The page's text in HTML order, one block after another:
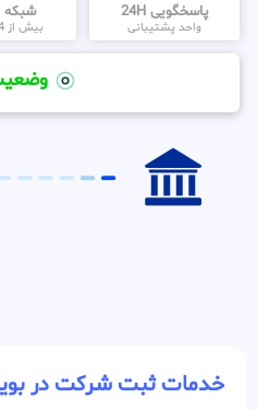
پاسخگویی 24H
واحد پشتیبانی
شبکه
بیش از 34 شعبه
وضعیت :
خدمات ثبت شرکت در